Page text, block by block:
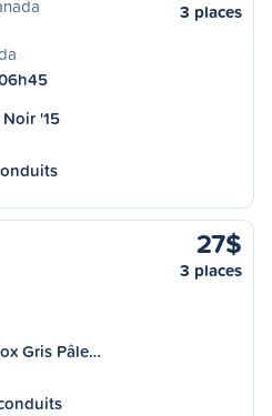
3 places
'15
27$
3 places
Gris Pâle…